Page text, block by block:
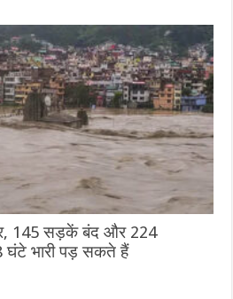
145 सड़कें बंद और 224
घंटे भारी पड़ सकते हैं